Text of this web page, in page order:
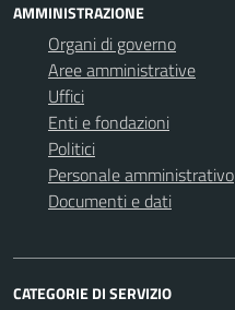
AMMINISTRAZIONE
Organi di governo
Aree amministrative
Uffici
Enti e fondazioni
Politici
Personale amministrativo
Documenti e dati
CATEGORIE DI SERVIZIO